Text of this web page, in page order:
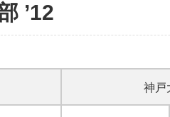
’12
神戸